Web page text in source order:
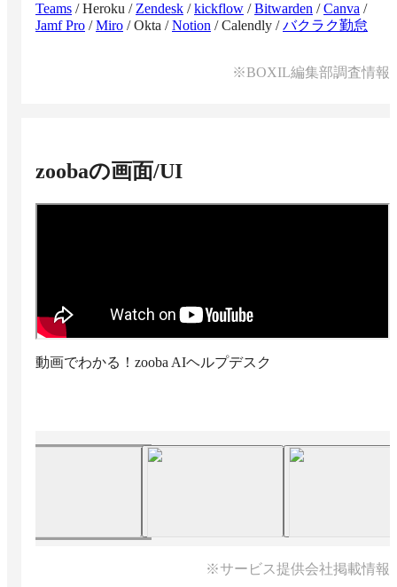
Teams /Heroku / Zendesk /kickflow /Bitwarden /Canva /
Jamf Pro /Miro /Okta /Notion /Calendly /バクラク勤怠
※BOXIL編集部調査情報
zoobaの画面/UI
動画でわかる！zooba AIヘルプデスク
※サービス提供会社掲載情報